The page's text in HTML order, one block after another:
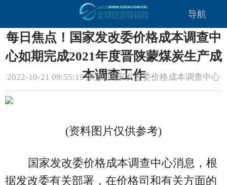
导航
每日焦点！国家发改委价格成本调查中
心如期完成2021年度晋陕蒙煤炭生产成
本调查工作
2022-10-21 09:55:19 来源: 国家发改委价格成本调查中心
(资料图片仅供参考)
国家发改委价格成本调查中心消息，根
据发改委有关部署，在价格司和有关方面的